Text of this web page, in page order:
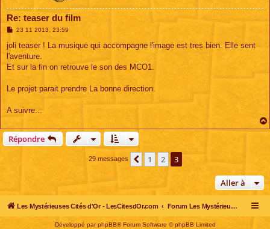
Re: teaser du film
M
s
a
g
23 11 2013, 23:59
joli teaser ! La musique qui accompagne l'image est tres bien. Elle sent
l'aventure.
Et sur la fin on retrouve le son des MCO1.
Le projet parait prendre La bonne direction.
A suivre...
Répondre
29 messages Précédente
1 2 3
Aller à
Les Mystérieuses Cités d'Or - LesCitesdOr.com Forum Les Mystérieuses Cités d'Or
Développé parphpBB® Forum Software © phpBB Limited